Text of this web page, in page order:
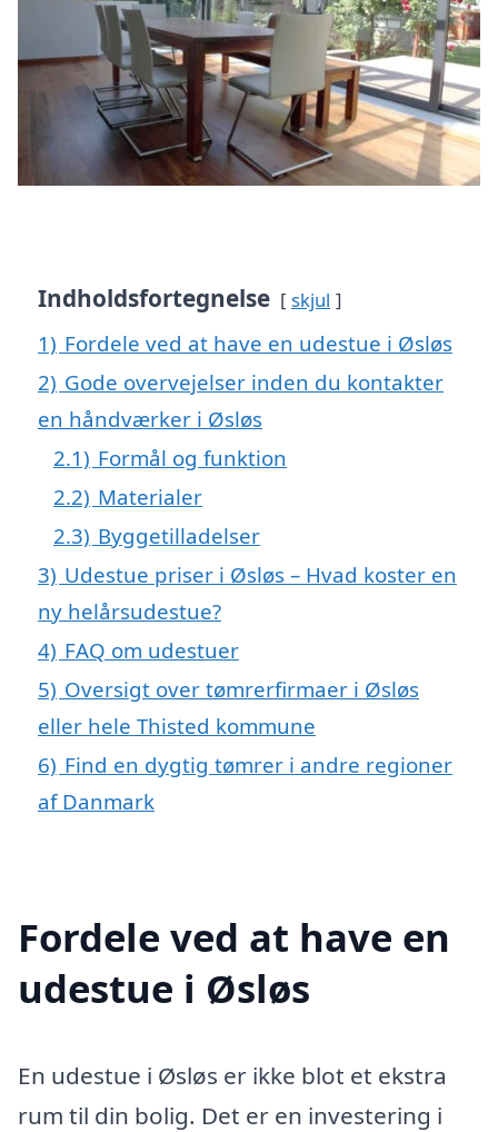
Indholdsfortegnelse skjul
1) Fordele ved at have en udestue i Øsløs
2) Gode overvejelser inden du kontakter
en håndværker i Øsløs
2.1) Formål og funktion
2.2) Materialer
2.3) Byggetilladelser
3) Udestue priser i Øsløs – Hvad koster en
ny helårsudestue?
4) FAQ om udestuer
5) Oversigt over tømrerfirmaer i Øsløs
eller hele Thisted kommune
6) Find en dygtig tømrer i andre regioner
af Danmark
Fordele ved at have en
udestue i Øsløs
En udestue i Øsløs er ikke blot et ekstra
rum til din bolig. Det er en investering i